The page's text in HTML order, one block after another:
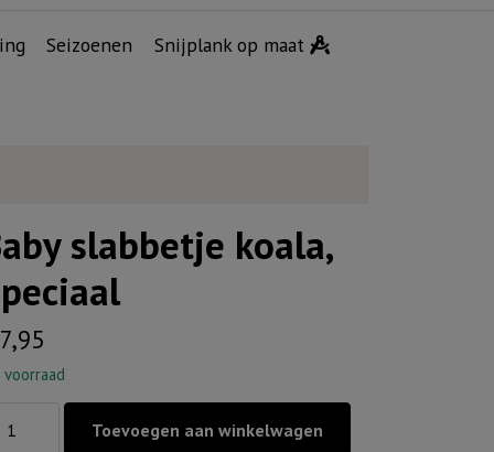
Seizoenen Snijplank op maat
slabbetje koala,
voorraad
Toevoegen aan winkelwagen